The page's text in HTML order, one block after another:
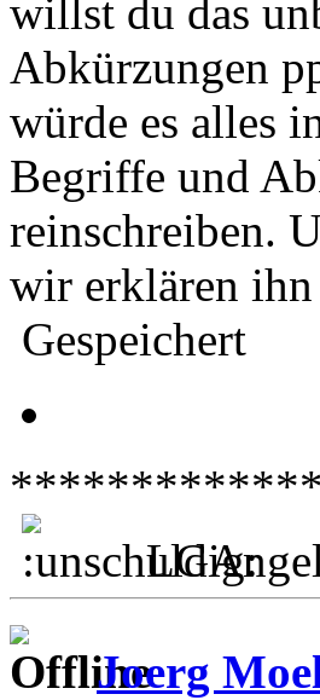
willst du das
Abkürzungen
würde es alles
Begriffe und
reinschreiben.
wir erklären ihn
Gespeichert
Joerg